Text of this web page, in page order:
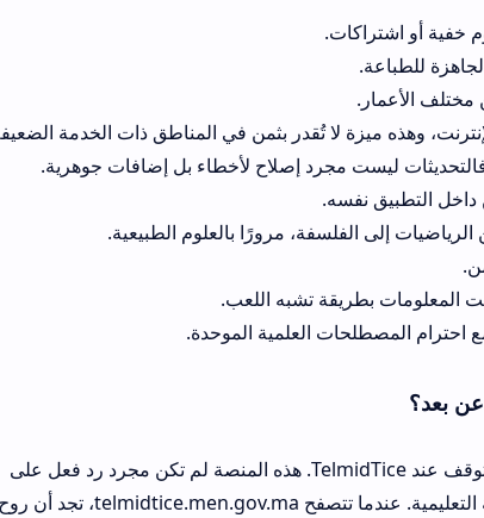
لا تُقدر بثمن في المناطق ذات الخدمة الضعيفة.
إصلاح لأخطاء بل إضافات جوهرية.
مرورًا بالعلوم الطبيعية.
تشبه اللعب.
العلمية الموحدة.
لا يمكن الحديث عن التعليم الرقمي في المغرب دون التوقف عند TelmidTice. هذه المنصة لم تكن مجرد رد فعل على
أزمة صحية، بل تحولت إلى ركيزة حقيقية في المنظومة التعليمية. عندما تتصفح telmidtice.men.gov.ma، تجد أن روح